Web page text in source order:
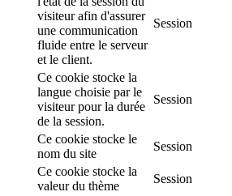
visiteur afin d'assurer
une communication
fluide entre le serveur
et le client.
Session
Ce cookie stocke la
langue choisie par le
visiteur pour la durée
de la session.
Session
Ce cookie stocke le
nom du site
Session
Ce cookie stocke la
valeur du thème
Session